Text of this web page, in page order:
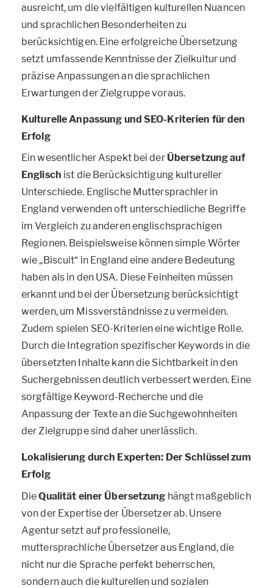
ausreicht, um die vielfältigen kulturellen Nuancen
und sprachlichen Besonderheiten zu
berücksichtigen. Eine erfolgreiche Übersetzung
setzt umfassende Kenntnisse der Zielkultur und
präzise Anpassungen an die sprachlichen
Erwartungen der Zielgruppe voraus.
Kulturelle Anpassung und SEO-Kriterien für den
Erfolg
Ein wesentlicher Aspekt bei der Übersetzung auf
Englisch ist die Berücksichtigung kultureller
Unterschiede. Englische Muttersprachler in
England verwenden oft unterschiedliche Begriffe
im Vergleich zu anderen englischsprachigen
Regionen. Beispielsweise können simple Wörter
wie „Biscuit“ in England eine andere Bedeutung
haben als in den USA. Diese Feinheiten müssen
erkannt und bei der Übersetzung berücksichtigt
werden, um Missverständnisse zu vermeiden.
Zudem spielen SEO-Kriterien eine wichtige Rolle.
Durch die Integration spezifischer Keywords in die
übersetzten Inhalte kann die Sichtbarkeit in den
Suchergebnissen deutlich verbessert werden. Eine
sorgfältige Keyword-Recherche und die
Anpassung der Texte an die Suchgewohnheiten
der Zielgruppe sind daher unerlässlich.
Lokalisierung durch Experten: Der Schlüssel zum
Erfolg
DieQualität einer Übersetzung hängt maßgeblich
von der Expertise der Übersetzer ab. Unsere
Agentur setzt auf professionelle,
muttersprachliche Übersetzer aus England, die
nicht nur die Sprache perfekt beherrschen,
sondern auch die kulturellen und sozialen